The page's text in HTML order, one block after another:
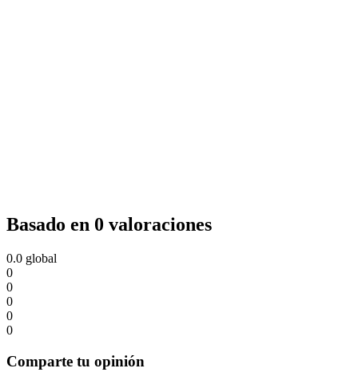
Basado en 0 valoraciones
0.0 global
0
0
0
0
0
Comparte tu opinión